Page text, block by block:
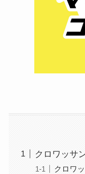
クロワッサ
クロワ